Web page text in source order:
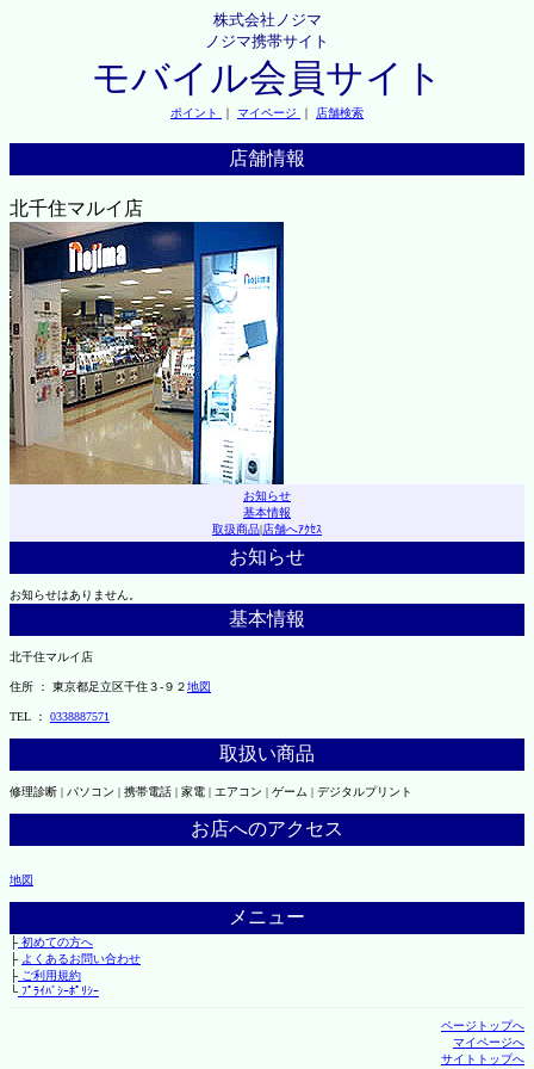
株式会社ノジマ
ノジマ携帯サイト
モバイル会員サイト
ポイント ｜ マイページ ｜ 店舗検索
店舗情報
北千住マルイ店
お知らせ
基本情報
取扱商品|店舗へｱｸｾｽ
お知らせ
お知らせはありません。
基本情報
北千住マルイ店
住所 ： 東京都足立区千住３-９２地図
TEL ： 0338887571
取扱い商品
修理診断 | パソコン | 携帯電話 | 家電 | エアコン | ゲーム | デジタルプリント
お店へのアクセス
地図
メニュー
├初めての方へ
├ よくあるお問い合わせ
├ご利用規約
└ﾌﾟﾗｲﾊﾞｼｰﾎﾟﾘｼｰ
ページトップへ
マイページへ
サイトトップへ